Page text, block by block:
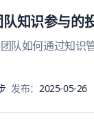
知识参与的
队如何通过知识
发布：2025-05-26